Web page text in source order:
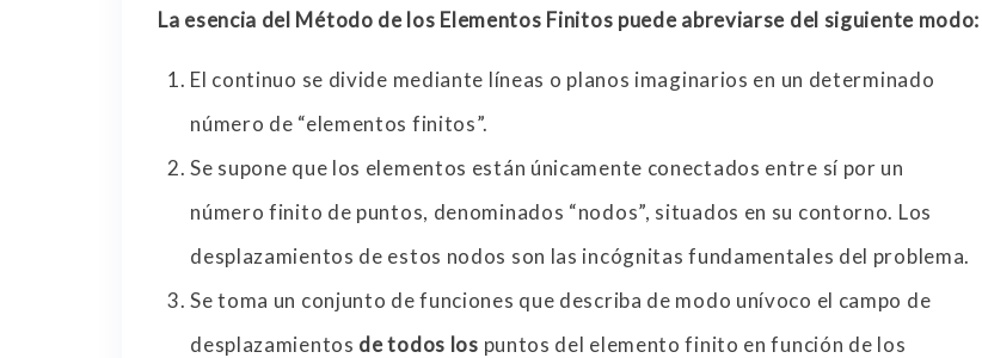
La esencia del Método de los Elementos Finitos puede abreviarse del siguiente modo:
El continuo se divide mediante líneas o planos imaginarios en un determinado
número de “elementos finitos”.
Se supone que los elementos están únicamente conectados entre sí por un
número finito de puntos, denominados “nodos”, situados en su contorno. Los
desplazamientos de estos nodos son las incógnitas fundamentales del problema.
Se toma un conjunto de funciones que describa de modo unívoco el campo de
desplazamientos de todos los puntos del elemento finito en función de los